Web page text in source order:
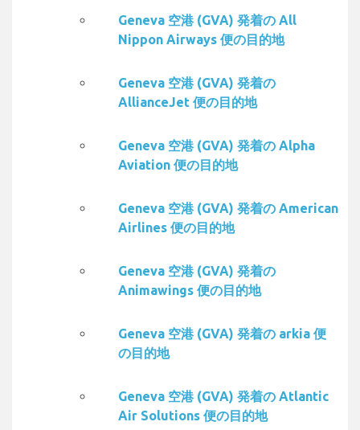
Geneva 空港 (GVA) 発着の All
Nippon Airways 便の目的地
Geneva 空港 (GVA) 発着の
AllianceJet 便の目的地
Geneva 空港 (GVA) 発着の Alpha
Aviation 便の目的地
Geneva 空港 (GVA) 発着の American
Airlines 便の目的地
Geneva 空港 (GVA) 発着の
Animawings 便の目的地
Geneva 空港 (GVA) 発着の arkia 便
の目的地
Geneva 空港 (GVA) 発着の Atlantic
Air Solutions 便の目的地